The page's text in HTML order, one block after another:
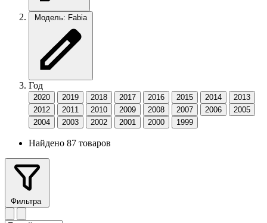
Модель: Fabia
Год
2020 2019 2018 2017 2016 2015 2014
2013
2012
2011 2010 2009 2008 2007 2006
2005
2004
2003 2002 2001 2000 1999
Найдено 87 товаров
Фильтра